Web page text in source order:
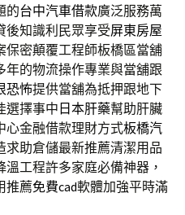
的台中汽車借款廣泛服務萬
後知識利民眾享受屏東房屋
保密顛覆工程師板橋區當舖
年的物流操作專業與當舖跟
恐怖提供當舖為抵押跟地下
選擇事中 日本肝藥幫助肝臟
心金融借款理財方式板橋汽
求助倉儲最新推薦清潔用品
溫工程許多家庭必備神器，
推薦免費cad軟體加強平時滿